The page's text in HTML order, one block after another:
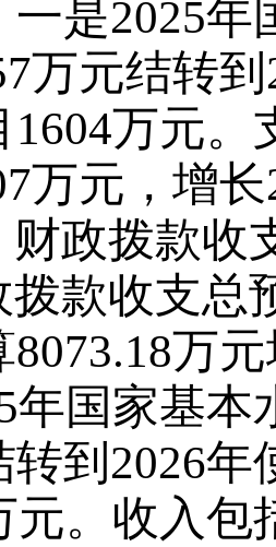
一是2025
万元结转
1604万元。
万元，增
财政拨款收
拨款收支总
万元
年国家基本
转到2026
元。收入包